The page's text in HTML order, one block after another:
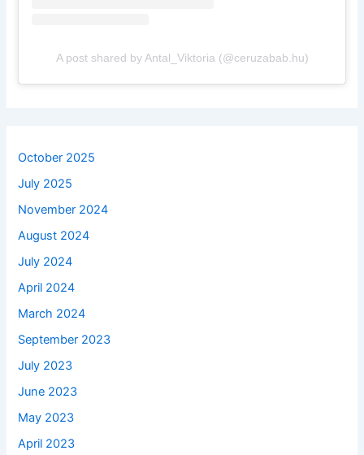
A post shared by Antal_Viktoria (@ceruzabab.hu)
October 2025
July 2025
November 2024
August 2024
July 2024
April 2024
March 2024
September 2023
July 2023
June 2023
May 2023
April 2023